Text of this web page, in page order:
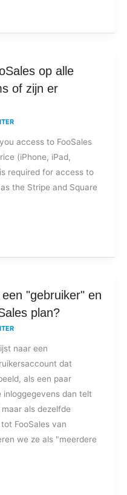
op alle
of zijn er
access to FooSales
(iPhone, iPad,
required for access to
the Stripe and Square
"gebruiker" en
plan?
naar een
dat
als een paar
inloggegevens dan telt
als dezelfde
FooSales van
we ze als "meerdere